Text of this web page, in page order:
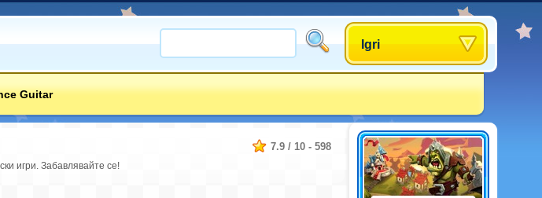
Igri
Guitar
7.9 / 10 - 598
игри. Забавлявайте се!